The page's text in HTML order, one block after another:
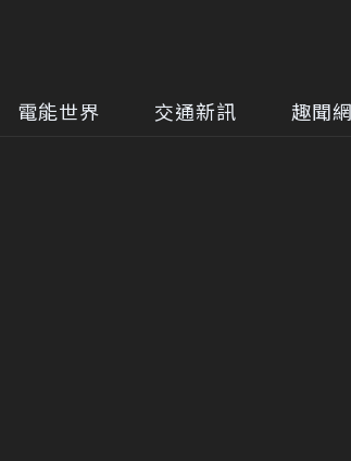
電能世界 交通新訊 趣聞